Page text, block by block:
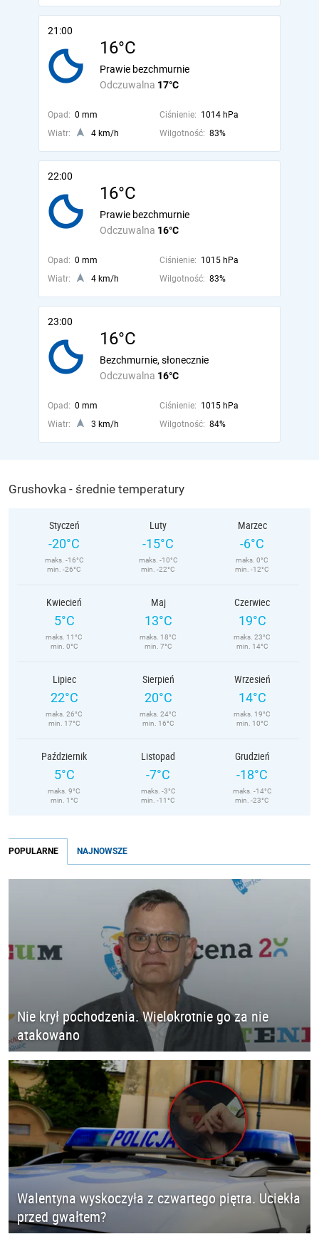
21:00
16°C
Odczuwalna 17°C
Prawie bezchmurnie
Opad: 0 mm Ciśnienie: 1014 hPa
Wiatr:
4 km/h Wilgotność: 83%
22:00
16°C
Odczuwalna 16°C
Prawie bezchmurnie
Opad: 0 mm Ciśnienie: 1015 hPa
Wiatr:
4 km/h Wilgotność: 83%
23:00
16°C
Odczuwalna 16°C
Bezchmurnie, słonecznie
Opad: 0 mm Ciśnienie: 1015 hPa
Wiatr:
3 km/h Wilgotność: 84%
Grushovka - średnie temperatury
Styczeń
-20°C
maks. -16°C
min. -26°C
Luty
-15°C
maks. -10°C
min. -22°C
Marzec
-6°C
maks. 0°C
min. -12°C
Kwiecień
5°C
maks. 11°C
min. 0°C
Maj
13°C
maks. 18°C
min. 7°C
Czerwiec
19°C
maks. 23°C
min. 14°C
Lipiec
22°C
maks. 26°C
min. 17°C
Sierpień
20°C
maks. 24°C
min. 16°C
Wrzesień
14°C
maks. 19°C
min. 10°C
Październik
5°C
maks. 9°C
min. 1°C
Listopad
-7°C
maks. -3°C
min. -11°C
Grudzień
-18°C
maks. -14°C
min. -23°C
POPULARNE NAJNOWSZE
Nie krył pochodzenia. Wielokrotnie go za nie
atakowano
Walentyna wyskoczyła z czwartego piętra. Uciekła
przed gwałtem?